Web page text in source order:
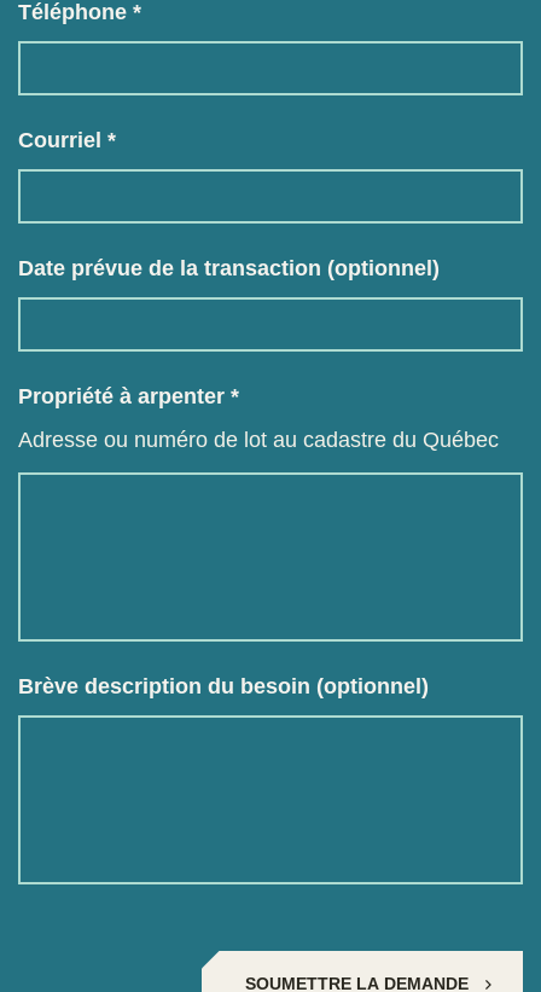
Téléphone *
Courriel *
Date prévue de la transaction (optionnel)
Propriété à arpenter *
Adresse ou numéro de lot au cadastre du Québec
Brève description du besoin (optionnel)